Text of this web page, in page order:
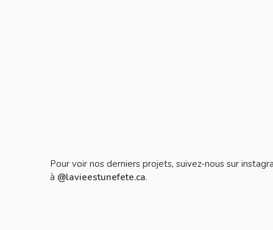
Pour voir nos derniers projets, suivez-nous sur
à @lavieestunefete.ca.